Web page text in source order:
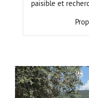
paisible et